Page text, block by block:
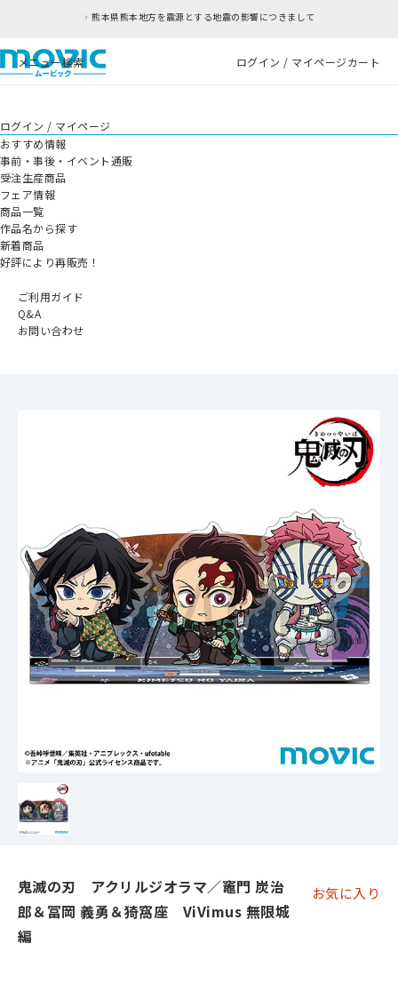
熊本県熊本地方を震源とする地震の影響につきまして
メニュー検索 ログイン / マイページカート
ログイン / マイページ
おすすめ情報
事前・事後・イベント通販
受注生産商品
フェア情報
商品一覧
作品名から探す
新着商品
好評により再販売！
ご利用ガイド
Q&A
お問い合わせ
鬼滅の刃 アクリルジオラマ／竈門 炭治
郎＆冨岡 義勇＆猗窩座 ViVimus 無限城
編
お気に入り